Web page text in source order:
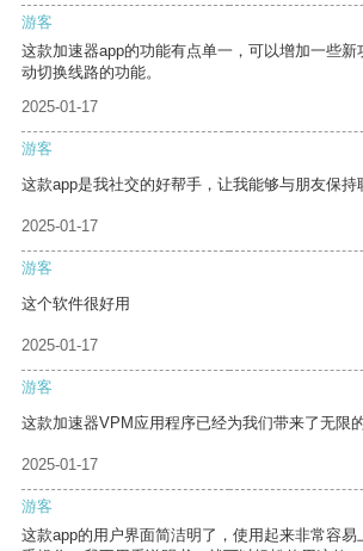
游客
这款加速器app的功能有点单一，可以增加一些新
动切换线路的功能。
2025-01-17
游客
这款app是我社交的好帮手，让我能够与朋友保持
2025-01-17
游客
这个软件很好用
2025-01-17
游客
这款加速器VPM应用程序已经为我们带来了无限
2025-01-17
游客
这款app的用户界面简洁明了，使用起来非常容